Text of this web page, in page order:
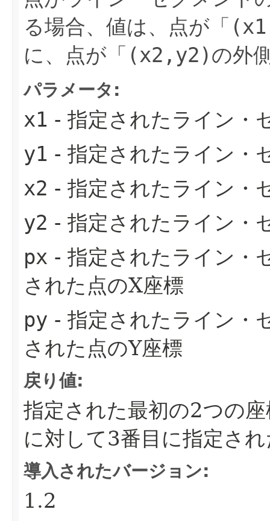
る場合、値は、点が「
に、点が「 (x2,y2)の外
パラメータ:
x1 - 指定されたライン・
y1 - 指定されたライン・
x2 - 指定されたライン・
y2 - 指定されたライン・
px - 指定されたライン・
された点のX座標
py - 指定されたライン・
された点のY座標
戻り値:
指定された最初の2つの
に対して3番目に指定さ
導入されたバージョン:
1.2